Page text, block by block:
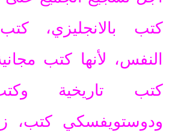
كتب بالانجليزي،
النفس، لأنها كتب
كتب تاريخية
و
ودوستويفسكي كتب،